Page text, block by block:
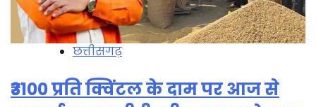
छत्तीसगढ़
₹3100 प्रति क्विंटल के दाम पर आज से